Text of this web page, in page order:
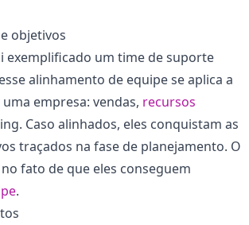
objetivos
exemplificado um time de suporte
alinhamento de equipe se aplica a
empresa: vendas, recursos
Caso alinhados, eles conquistam as
traçados na fase de planejamento. O
fato de que eles conseguem
.